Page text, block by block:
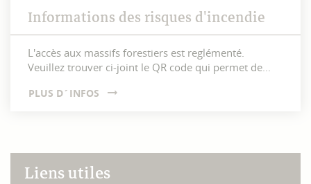
Informations des risques d'incendie
L'accès aux massifs forestiers est reglémenté.
Veuillez trouver ci-joint le QR code qui permet de...
PLUS D´INFOS
Liens utiles